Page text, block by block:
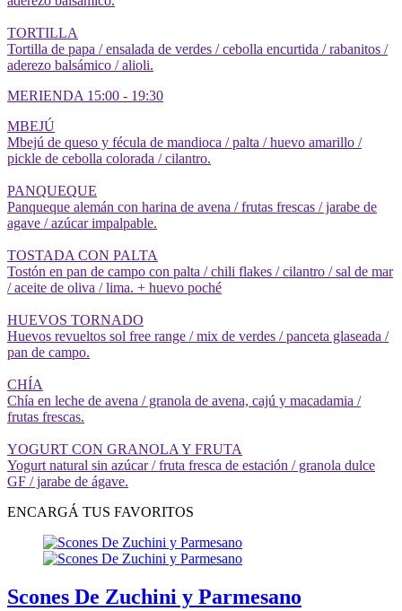
TORTILLA
Tortilla de papa / ensalada de verdes / cebolla encurtida / rabanitos /
aderezo balsámico / alioli.
MERIENDA 15:00 - 19:30
MBEJÚ
Mbejú de queso y fécula de mandioca / palta / huevo amarillo /
pickle de cebolla colorada / cilantro.
PANQUEQUE
Panqueque alemán con harina de avena / frutas frescas / jarabe de
agave / azúcar impalpable.
TOSTADA CON PALTA
Tostón en pan de campo con palta / chili flakes / cilantro / sal de mar
/ aceite de oliva / lima. + huevo poché
HUEVOS TORNADO
Huevos revueltos sol free range / mix de verdes / panceta glaseada /
pan de campo.
CHÍA
Chía en leche de avena / granola de avena, cajú y macadamia /
frutas frescas.
YOGURT CON GRANOLA Y FRUTA
Yogurt natural sin azúcar / fruta fresca de estación / granola dulce
GF / jarabe de ágave.
ENCARGÁ TUS FAVORITOS
Scones De Zuchini y Parmesano